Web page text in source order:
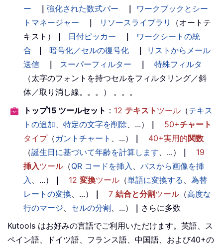
ー
｜ 強化された数式バー ｜
ワークブックとシー
トマネージャー
｜ リソースライブラリ
（オートテ
キスト）
｜ 日付ピッカー ｜
ワークシートの統
合
｜ 暗号化／セルの復号化 ｜
リストからメール
送信
｜ スーパーフィルター ｜
特殊フィルタ
（太字のフォントを持つセルをフィルタリング／斜
体／取り消し線。。。） 。。。
トップ15 ツールセット ： 12 テキスト ツール （テキス
トの追加
特定の文字を削除 、...） ｜ 50+チャート
タイプ（ ガントチャート 、...） ｜ 40+実用的関数
（誕生日に基づいて年齢を計算します 、...） ｜
19
挿入ツール （QR コードを挿入
パスから画像を挿
入
、...） ｜ 12 変換ツール （単語に変換する
為替
レートの変換 、...） ｜ 7 結合と分割ツール （高度な
行のマージ
セルの分割 、...） ｜ さらに多数
Kutools はお好みの言語でご利用いただけます。英語、ス
ペイン語、ドイツ語、フランス語、中国語、および40+の